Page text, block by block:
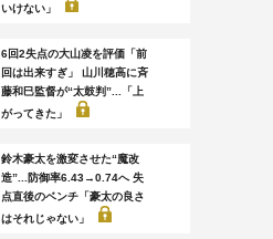
いけない」
6回2失点の大山凌を評価「前
回は出来すぎ」 山川穂高に斉
藤和巳監督が“太鼓判”...「上
がってきた」
鈴木豪太を激変させた“魔改
造”...防御率6.43→0.74へ 失
点直後のベンチ「豪太の良さ
はそれじゃない」